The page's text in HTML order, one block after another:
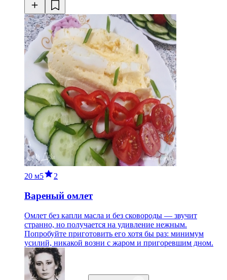
20 м5 2
Вареный омлет
Омлет без капли масла и без сковороды — звучит
странно, но получается на удивление нежным.
Попробуйте приготовить его хотя бы раз: минимум
усилий, никакой возни с жаром и пригоревшим дном.